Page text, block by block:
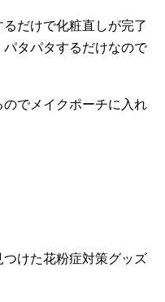
だけで化粧直しが完了
タパタするだけなので
でメイクポーチに入れ
けた花粉症対策グッズ